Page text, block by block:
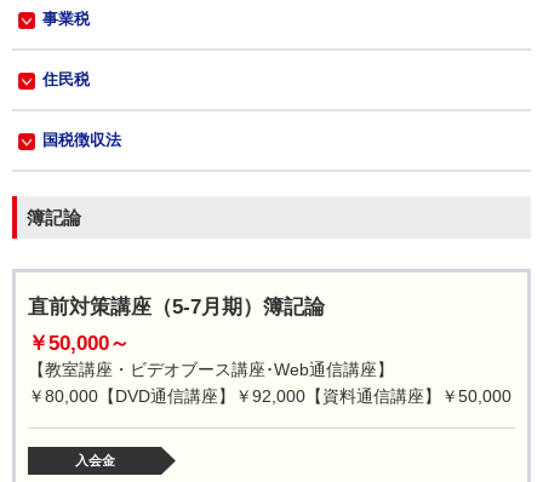
事業税
住民税
国税徴収法
簿記論
直前対策講座（5-7月期）簿記論
￥50,000～
【教室講座・ビデオブース講座･Web通信講座】
￥80,000【DVD通信講座】￥92,000【資料通信講座】￥50,000
入会金